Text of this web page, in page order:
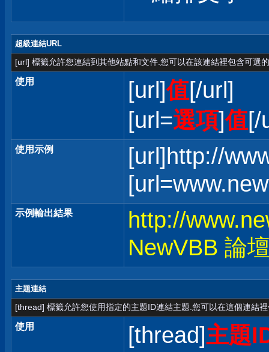
超級連結URL
[url] 標籤允許您連結到其他站點和文件.您可以在該連結裡包含可選
使用 [url]值[/url]
[url=選項]值[/
使用示例
[url]http://
示例輸出結果
http://
NewVBB 論
主題連結
[thread] 標籤允許您使用指定的主題ID連結主題.您可以在這個連結
使用 [thread]主題